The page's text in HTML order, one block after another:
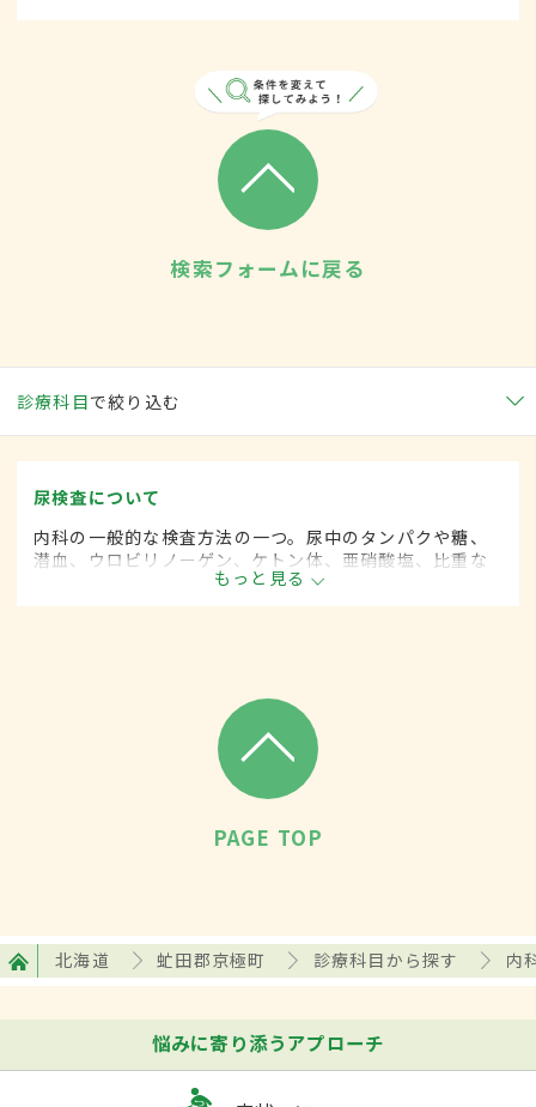
検索フォームに戻る
診療科目で絞り込む
尿検査について
内科の一般的な検査方法の一つ。尿中のタンパクや糖、
潜血、ウロビリノーゲン、ケトン体、亜硝酸塩、比重な
どを調べる。腎臓、尿管、膀胱、前立腺の病気のほか、
糖尿病や肝臓病、膠原病などの診断にも使われる。妊娠
もっと見る
PAGE TOP
北海道 虻田郡京極町 診療科目から探す 内
悩みに寄り添うアプローチ